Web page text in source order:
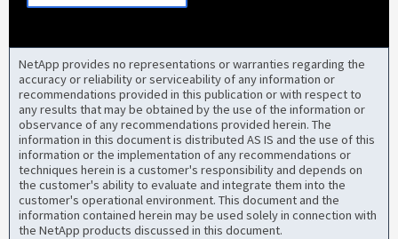
NetApp provides no representations or warranties regarding the
accuracy or reliability or serviceability of any information or
recommendations provided in this publication or with respect to
any results that may be obtained by the use of the information or
observance of any recommendations provided herein. The
information in this document is distributed AS IS and the use of this
information or the implementation of any recommendations or
techniques herein is a customer's responsibility and depends on
the customer's ability to evaluate and integrate them into the
customer's operational environment. This document and the
information contained herein may be used solely in connection with
the NetApp products discussed in this document.